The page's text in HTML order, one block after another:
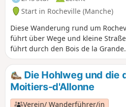
Start in Rocheville (Manche)
Diese Wanderung rund um
führt über Wege und kleine
führt durch den Bois de la Grande
Roche, den Bois de la Petite
seine überdachte Allee, die echte
Sehenswürdigkeiten in der
Es gibt zahlreiche Passagen durch
Wälder, die eher vor der Sonne
Die Hohlweg und die
Moitiers-d'Allonne
Verein/ Wanderführer/in